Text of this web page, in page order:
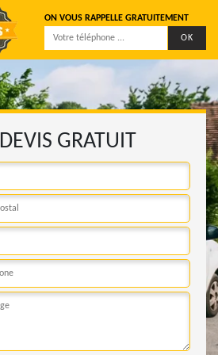
ON VOUS RAPPELLE GRATUITEMENT
DEVIS GRATUIT